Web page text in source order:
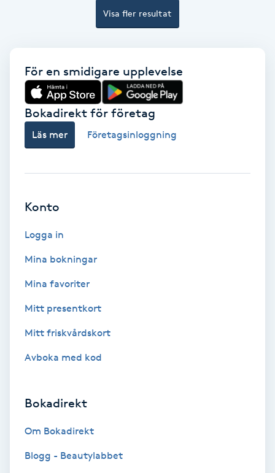
Brynplockning
Bröllopsuppsättning
Cryoterapi
Damklippning
Extensions
Visa fler resultat
För en smidigare upplevelse
Bokadirekt för företag
Läs mer Företagsinloggning
Konto
Logga in
Mina bokningar
Mina favoriter
Mitt presentkort
Mitt friskvårdskort
Avboka med kod
Bokadirekt
Om Bokadirekt
Blogg - Beautylabbet